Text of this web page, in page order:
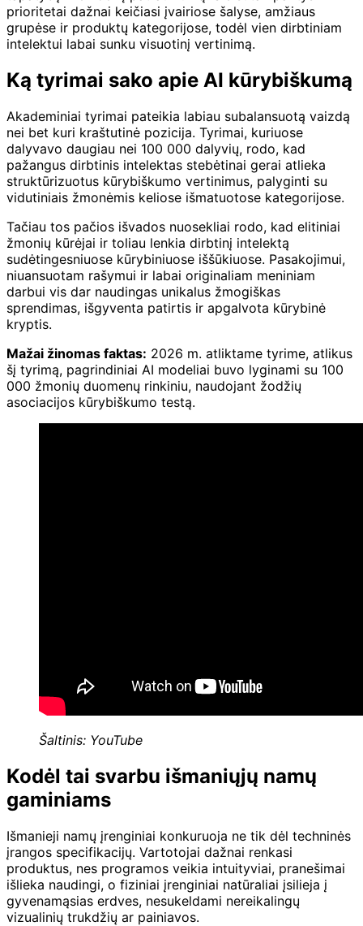
prioritetai dažnai keičiasi įvairiose šalyse, amžiaus
grupėse ir produktų kategorijose, todėl vien dirbtiniam
intelektui labai sunku visuotinį vertinimą.
Ką tyrimai sako apie AI kūrybiškumą
Akademiniai tyrimai pateikia labiau subalansuotą vaizdą
nei bet kuri kraštutinė pozicija. Tyrimai, kuriuose
dalyvavo daugiau nei 100 000 dalyvių, rodo, kad
pažangus dirbtinis intelektas stebėtinai gerai atlieka
struktūrizuotus kūrybiškumo vertinimus, palyginti su
vidutiniais žmonėmis keliose išmatuotose kategorijose.
Tačiau tos pačios išvados nuosekliai rodo, kad elitiniai
žmonių kūrėjai ir toliau lenkia dirbtinį intelektą
sudėtingesniuose kūrybiniuose iššūkiuose. Pasakojimui,
niuansuotam rašymui ir labai originaliam meniniam
darbui vis dar naudingas unikalus žmogiškas
sprendimas, išgyventa patirtis ir apgalvota kūrybinė
kryptis.
Mažai žinomas faktas: 2026 m. atliktame tyrime, atlikus
šį tyrimą, pagrindiniai AI modeliai buvo lyginami su 100
000 žmonių duomenų rinkiniu, naudojant žodžių
asociacijos kūrybiškumo testą.
Šaltinis: YouTube
Kodėl tai svarbu išmaniųjų namų
gaminiams
Išmanieji namų įrenginiai konkuruoja ne tik dėl techninės
įrangos specifikacijų. Vartotojai dažnai renkasi
produktus, nes programos veikia intuityviai, pranešimai
išlieka naudingi, o fiziniai įrenginiai natūraliai įsilieja į
gyvenamąsias erdves, nesukeldami nereikalingų
vizualinių trukdžių ar painiavos.